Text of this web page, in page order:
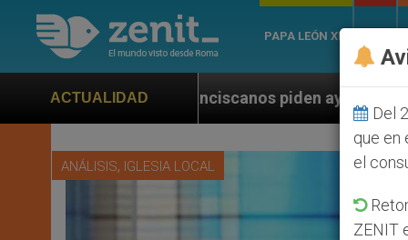
PAPA LEÓN XIV
ACTUALIDAD
piden ayuda a Marco Rubio ante
ANÁLISIS, IGLESIA LOCAL
Del
que en
el
ZENIT